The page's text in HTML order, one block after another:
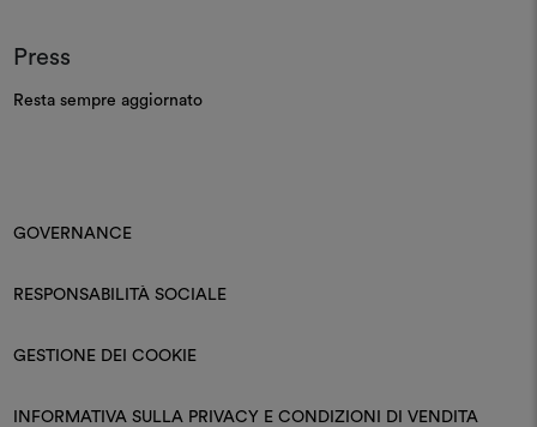
Press
Resta sempre aggiornato
GOVERNANCE
RESPONSABILITÀ SOCIALE
GESTIONE DEI COOKIE
INFORMATIVA SULLA PRIVACY E CONDIZIONI DI VENDITA